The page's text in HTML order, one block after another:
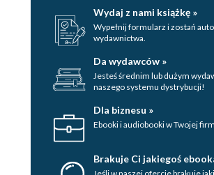
Wydaj z nami książkę »
Wypełnij formularz i zostań
wydawnictwa.
Da wydawców »
Jesteś średnim lub dużym
naszego systemu dystrybucji!
Dla biznesu »
Ebooki i audiobooki w Twojej
Brakuje Ci jakiegoś